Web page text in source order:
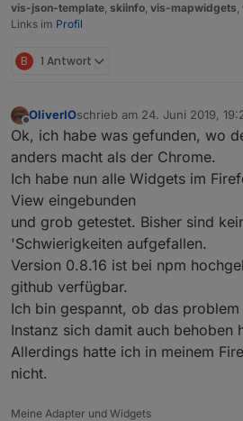
vis-json-template, skiinfo, vis-mapwidgets,
Links im Profil
B 1 Antwort
Offline
OliverIOschrieb am 24. Juni 2019,
zuletzt editiert von OliverIO
Ok, ich habe was gefunden, wo
anders macht als der Chrome.
Ich habe nun alle Widgets im
View eingebunden
und grob getestet. Bisher sind
'Schwierigkeiten aufgefallen.
Version 0.8.16 ist bei npm
github verfügbar.
Ich bin gespannt, ob das
Instanz sich damit auch behoben
Allerdings hatte ich in meinem
nicht.
Meine Adapter und Widgets